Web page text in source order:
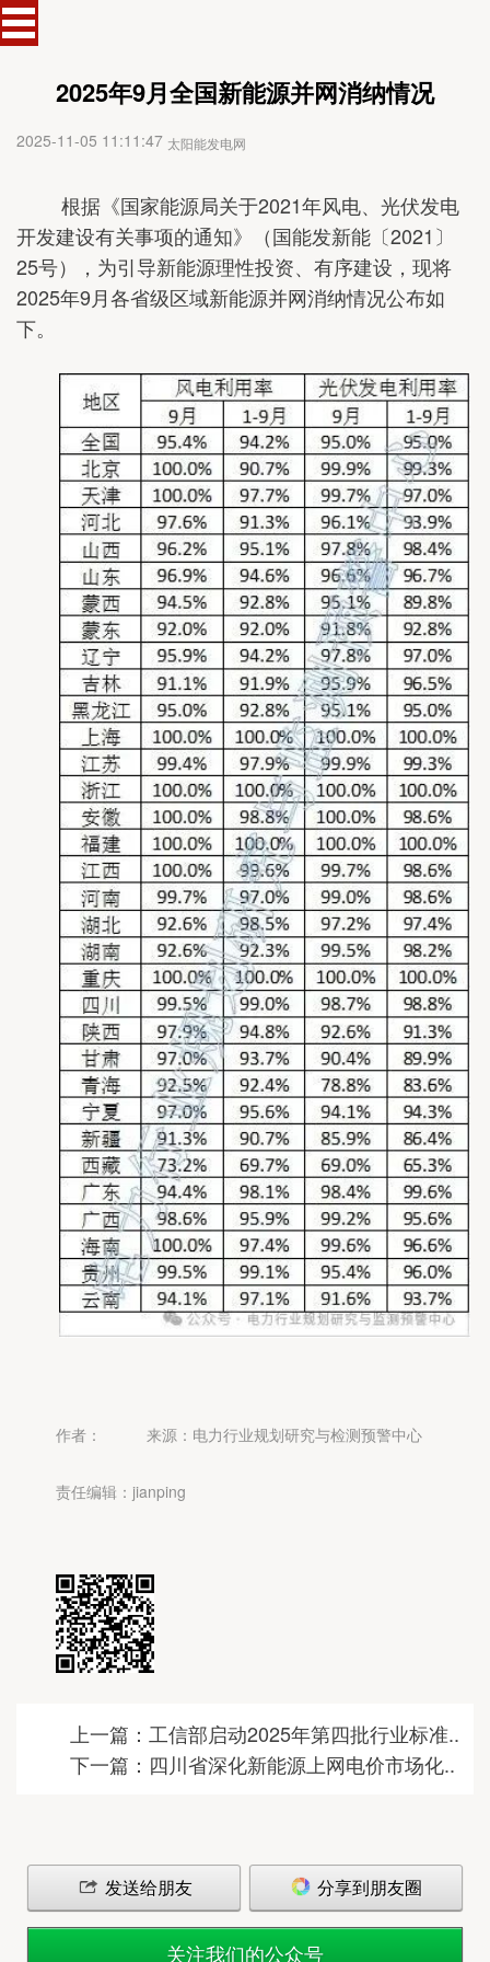
2025年9月全国新能源并网消纳情况
2025-11-05 11:11:47 太阳能发电网
根据《国家能源局关于2021年风电、光伏发电
开发建设有关事项的通知》（国能发新能〔2021〕
25号），为引导新能源理性投资、有序建设，现将
2025年9月各省级区域新能源并网消纳情况公布如
下。
作者： 来源：电力行业规划研究与检测预警中心
责任编辑：jianping
上一篇：工信部启动2025年第四批行业标准..
下一篇：四川省深化新能源上网电价市场化..
发送给朋友 分享到朋友圈
关注我们的公众号